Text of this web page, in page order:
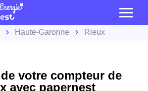
Haute-Garonne Rieux